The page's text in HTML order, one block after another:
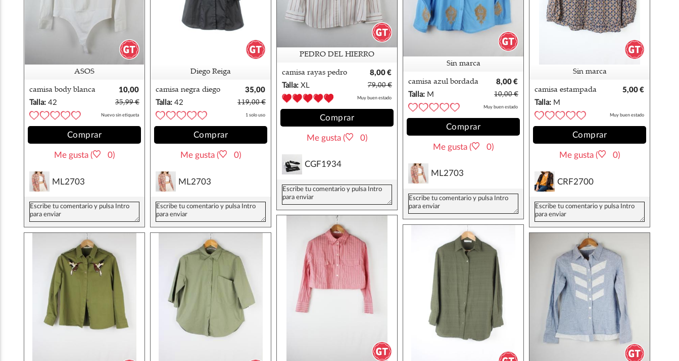
Sin marca
camisa azul bordada
8,00 €
Talla: M 10,00 €
Muy buen estado
Comprar
Me gusta ( 0)
ML2703
ASOS
camisa body blanca
asos
10,00
€
Talla: 42 35,99 €
Nuevo sin etiqueta
Comprar
Me gusta ( 0)
ML2703
Diego Reiga
camisa negra diego
reiga
35,00
€
Talla: 42 119,00 €
1 solo uso
Comprar
Me gusta ( 0)
ML2703
PEDRO DEL HIERRO
camisa rayas pedro
del hierro
8,00 €
Talla: XL 79,00 €
Muy buen estado
Comprar
Me gusta ( 0)
CGF1934
Sin marca
camisa estampada
tipo bluson
5,00 €
Talla: M
Muy buen estado
Comprar
Me gusta ( 0)
CRF2700